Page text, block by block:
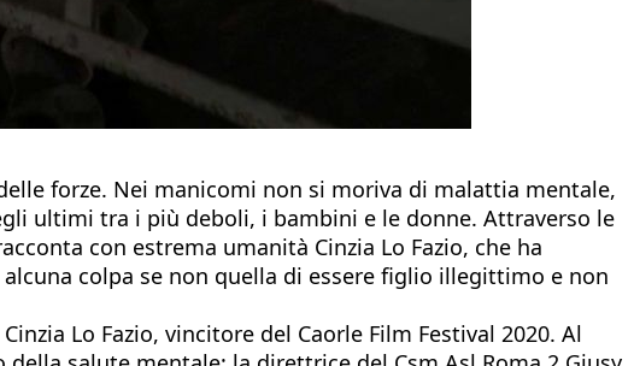
forze. Nei manicomi non si moriva di malattia mentale,
ultimi tra i più deboli, i bambini e le donne. Attraverso le
con estrema umanità Cinzia Lo Fazio, che ha
colpa se non quella di essere figlio illegittimo e non
Lo Fazio, vincitore del Caorle Film Festival 2020. Al